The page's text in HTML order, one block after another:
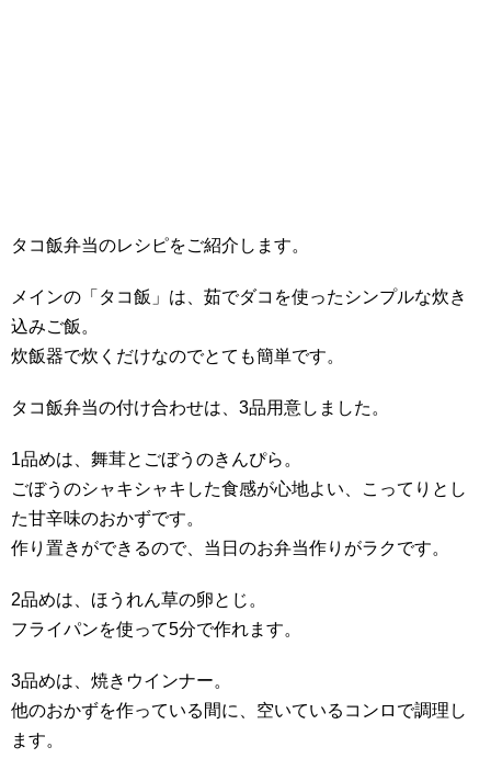
タコ飯弁当のレシピをご紹介します。
メインの「タコ飯」は、茹でダコを使ったシンプルな炊き
込みご飯。
炊飯器で炊くだけなのでとても簡単です。
タコ飯弁当の付け合わせは、3品用意しました。
1品めは、舞茸とごぼうのきんぴら。
ごぼうのシャキシャキした食感が心地よい、こってりとし
た甘辛味のおかずです。
作り置きができるので、当日のお弁当作りがラクです。
2品めは、ほうれん草の卵とじ。
フライパンを使って5分で作れます。
3品めは、焼きウインナー。
他のおかずを作っている間に、空いているコンロで調理し
ます。